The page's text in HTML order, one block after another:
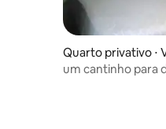
Quarto privativo ⋅
sa
um cantinho para